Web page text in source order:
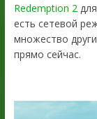
Redemption 2для
есть сетевой
множество
прямо сейчас.